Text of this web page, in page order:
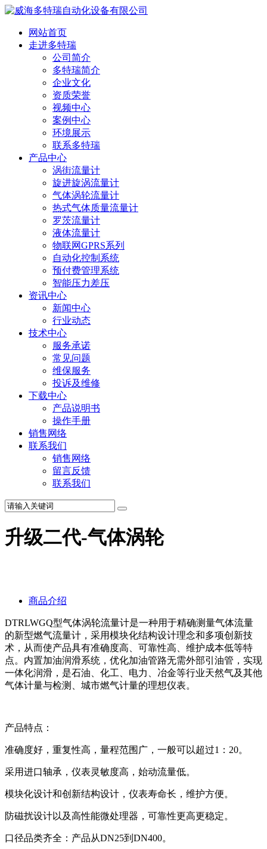
网站首页
走进多特瑞
公司简介
多特瑞简介
企业文化
资质荣誉
视频中心
案例中心
环境展示
联系多特瑞
产品中心
涡街流量计
旋进旋涡流量计
气体涡轮流量计
热式气体质量流量计
罗茨流量计
液体流量计
物联网GPRS系列
自动化控制系统
预付费管理系统
智能压力差压
资讯中心
新闻中心
行业动态
技术中心
服务承诺
常见问题
维保服务
投诉及维修
下载中心
产品说明书
操作手册
销售网络
联系我们
销售网络
留言反馈
联系我们
升级二代-气体涡轮
商品介绍
DTRLWGQ型气体涡轮流量计是一种用于精确测量气体流量
的新型燃气流量计，采用模块化结构设计理念和多项创新技
术，从而使产品具有准确度高、可靠性高、维护成本低等特
点。内置加油润滑系统，优化加油管路无需外部引油管，实现
一体化润滑，是石油、化工、电力、冶金等行业天然气及其他
气体计量与检测、城市燃气计量的理想仪表。
产品特点：
准确度好，重复性高，量程范围广，一般可以超过1：20。
采用进口轴承，仪表灵敏度高，始动流量低。
模块化设计和创新结构设计，仪表寿命长，维护方便。
防磁扰设计以及高性能微处理器，可靠性更高更稳定。
口径品类齐全：产品从DN25到DN400。